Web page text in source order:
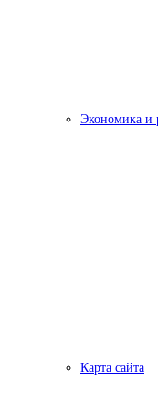
Экономика и
Карта сайта